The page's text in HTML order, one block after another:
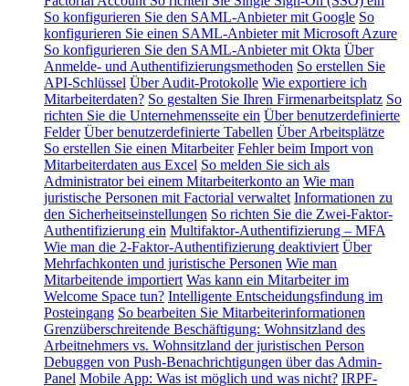
So konfigurieren Sie den SAML-Anbieter mit Google So
konfigurieren Sie einen SAML-Anbieter mit Microsoft Azure
So konfigurieren Sie den SAML-Anbieter mit Okta Über
Anmelde- und Authentifizierungsmethoden So erstellen Sie
API-Schlüssel Über Audit-Protokolle Wie exportiere ich
Mitarbeiterdaten? So gestalten Sie Ihren Firmenarbeitsplatz So
richten Sie die Unternehmensseite ein Über benutzerdefinierte
Felder Über benutzerdefinierte Tabellen Über Arbeitsplätze
So erstellen Sie einen Mitarbeiter Fehler beim Import von
Mitarbeiterdaten aus Excel So melden Sie sich als
Administrator bei einem Mitarbeiterkonto an Wie man
juristische Personen mit Factorial verwaltet Informationen zu
den Sicherheitseinstellungen So richten Sie die Zwei-Faktor-
Authentifizierung ein Multifaktor-Authentifizierung – MFA
Wie man die 2-Faktor-Authentifizierung deaktiviert Über
Mehrfachkonten und juristische Personen Wie man
Mitarbeitende importiert Was kann ein Mitarbeiter im
Welcome Space tun? Intelligente Entscheidungsfindung im
Posteingang So bearbeiten Sie Mitarbeiterinformationen
Grenzüberschreitende Beschäftigung: Wohnsitzland des
Arbeitnehmers vs. Wohnsitzland der juristischen Person
Debuggen von Push-Benachrichtigungen über das Admin-
Panel Mobile App: Was ist möglich und was nicht? IRPF-